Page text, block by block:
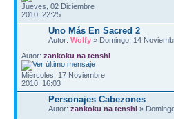
Jueves, 02 Diciembre
2010, 22:25
Uno Más En Sacred 2
Autor: Wolfy » Domingo, 14
Autor: zankoku na tenshi
Miércoles, 17 Noviembre
2010, 16:03
Personajes Cabezones
Autor: zankoku na tenshi »